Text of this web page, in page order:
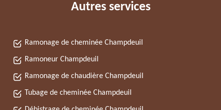
Autres services
Ramonage de cheminée Champdeuil
Ramoneur Champdeuil
Ramonage de chaudière Champdeuil
Tubage de cheminée Champdeuil